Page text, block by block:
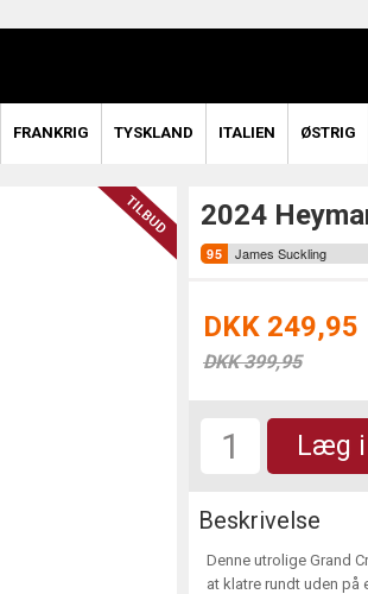
FRANKRIG TYSKLAND ITALIEN ØSTRIG
2024
James Suckling
DKK 249,95
DKK 399,95
Læg
Beskrivelse
Denne utrolige Grand
at klatre rundt uden